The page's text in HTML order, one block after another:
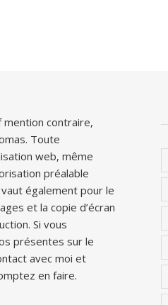
contraire,
Toute
web, même
préalable
également pour le
et la copie d’écran
Si vous
présentes sur le
avec moi et
en faire.